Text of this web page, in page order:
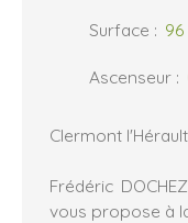
Surface : 96
Ascenseur :
Clermont
Frédéric
vous propose à